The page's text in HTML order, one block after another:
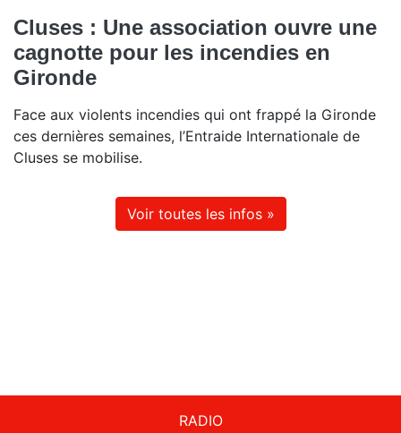
Cluses : Une association ouvre une
cagnotte pour les incendies en
Gironde
Face aux violents incendies qui ont frappé la Gironde
ces dernières semaines, l’Entraide Internationale de
Cluses se mobilise.
Voir toutes les infos »
RADIO